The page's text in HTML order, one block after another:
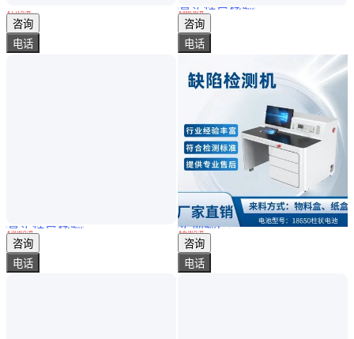
￥ 1.11万/台
江苏苏州
咨询
电话
全自动迁移量及不挥发物测试仪 GB/T 5009.60-2003 多重安全设计
真实性已核验
￥59.00万/台
上海
咨询
电话
美国RTA网关460ADFM将 ASCII设备串行设备连接到支持DF1的AB PLC
真实性已核验
￥3000.00/台
上海
咨询
电话
全自动表面缺陷检测机 值得信赖 操作规程 测试结果准确 性能参数
实地验厂
￥36 .00万/台
上海
咨询
电话